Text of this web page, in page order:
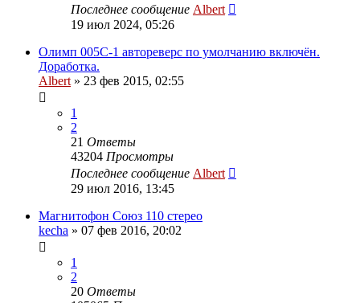
Последнее сообщение Albert
19 июл 2024, 05:26
Олимп 005С-1 автореверс по умолчанию включён.
Доработка.
Albert » 23 фев 2015, 02:55
1
2
21 Ответы
43204 Просмотры
Последнее сообщение Albert
29 июл 2016, 13:45
Магнитофон Союз 110 стерео
kecha » 07 фев 2016, 20:02
1
2
20 Ответы